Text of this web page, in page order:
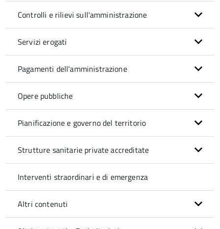
Controlli e rilievi sull'amministrazione
Servizi erogati
Pagamenti dell'amministrazione
Opere pubbliche
Pianificazione e governo del territorio
Strutture sanitarie private accreditate
Interventi straordinari e di emergenza
Altri contenuti